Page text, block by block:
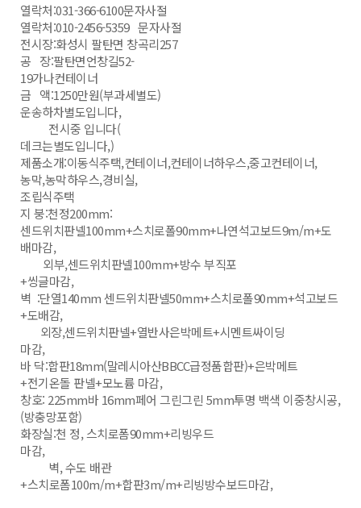
열락처:031-366-6100문자사절
열락처:010-2456-5359 문자사절
전시장:화성시 팔탄면 창곡리257
공 장:팔탄면언창길52-
19가나컨테이너
금 액:1250만원(부과세별도)
운송하차별도입니다,
전시중 입니다(
데크는별도입니다,)
제품소개:이동식주택,컨테이너,컨테이너하우스,중고컨테이너,
농막,농막하우스,경비실,
조립식주택
지 붕:천정200mm:
센드위치판넬100mm+스치로폴90mm+나연석고보드9m/m+도
배마감,
외부,센드위치판넬100mm+방수 부직포
+씽글마감,
벽 :단열140mm 센드위치판넬50mm+스치로폴90mm+석고보드
+도배감,
외장,센드위치판넬+열반사은박메트+시멘트싸이딩
마감,
바 닥:합판18mm(말레시아산BBCC급정품합판)+은박메트
+전기온돌 판넬+모노륨 마감,
창호: 225mm바 16mm페어 그린그린 5mm투명 백색 이중창시공,
(방충망포함)
화장실:천 정, 스치로폼90mm+리빙우드
마감,
벽, 수도 배관
+스치로폼100m/m+합판3m/m+리빙방수보드마감,